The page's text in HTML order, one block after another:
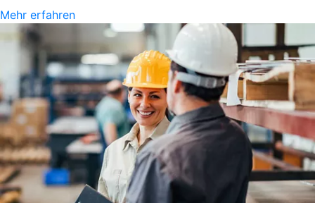
Mehr erfahren